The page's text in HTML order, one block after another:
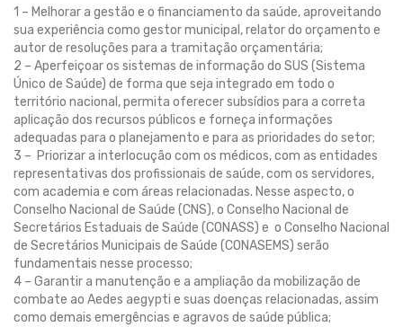
1 – Melhorar a gestão e o financiamento da saúde, aproveitando
sua experiência como gestor municipal, relator do orçamento e
autor de resoluções para a tramitação orçamentária;
2 – Aperfeiçoar os sistemas de informação do SUS (Sistema
Único de Saúde) de forma que seja integrado em todo o
território nacional, permita oferecer subsídios para a correta
aplicação dos recursos públicos e forneça informações
adequadas para o planejamento e para as prioridades do setor;
3 – Priorizar a interlocução com os médicos, com as entidades
representativas dos profissionais de saúde, com os servidores,
com academia e com áreas relacionadas. Nesse aspecto, o
Conselho Nacional de Saúde (CNS), o Conselho Nacional de
Secretários Estaduais de Saúde (CONASS) e o Conselho Nacional
de Secretários Municipais de Saúde (CONASEMS) serão
fundamentais nesse processo;
4 – Garantir a manutenção e a ampliação da mobilização de
combate ao Aedes aegypti e suas doenças relacionadas, assim
como demais emergências e agravos de saúde pública;